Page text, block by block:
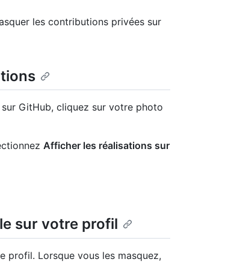
les contributions privées sur
GitHub, cliquez sur votre photo
Afficher les réalisations sur
sur votre profil
profil. Lorsque vous les masquez,